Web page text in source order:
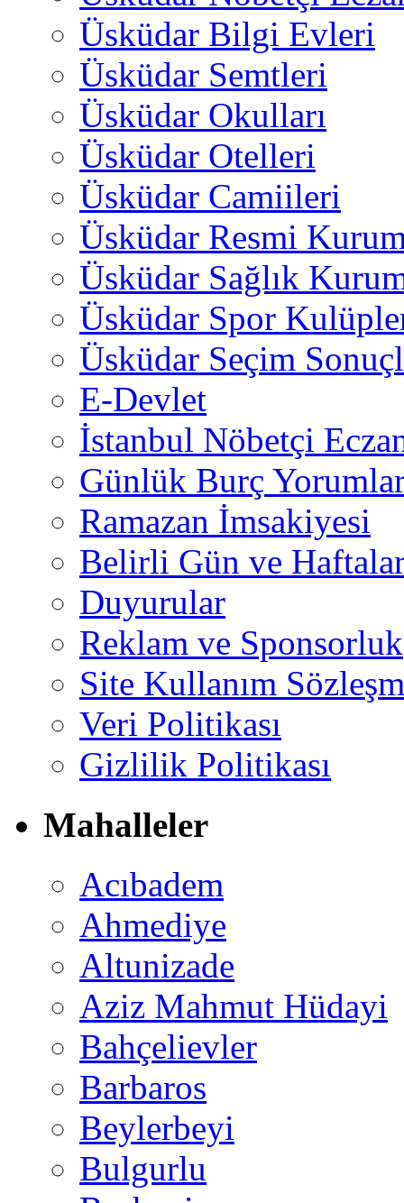
Üsküdar Bilgi Evleri
Üsküdar Semtleri
Üsküdar Okulları
Üsküdar Otelleri
Üsküdar Camiileri
Üsküdar Resmi
Üsküdar Sağlık
Üsküdar Spor
Üsküdar Seçim
E-Devlet
İstanbul Nöbetçi
Günlük Burç
Ramazan İmsakiyesi
Belirli Gün ve
Duyurular
Reklam ve Sponsorluk
Site Kullanım
Veri Politikası
Gizlilik Politikası
Mahalleler
Acıbadem
Ahmediye
Altunizade
Aziz Mahmut Hüdayi
Bahçelievler
Barbaros
Beylerbeyi
Bulgurlu